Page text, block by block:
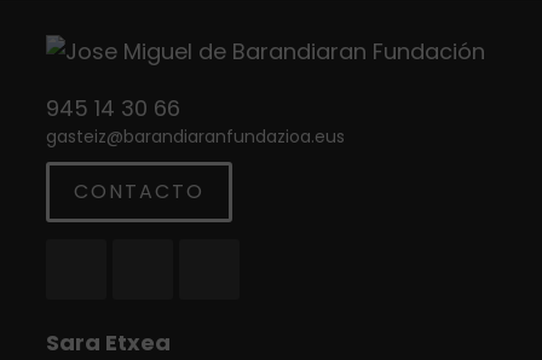
945 14 30 66
gasteiz@barandiaranfundazioa.eus
CONTACTO
Sara Etxea